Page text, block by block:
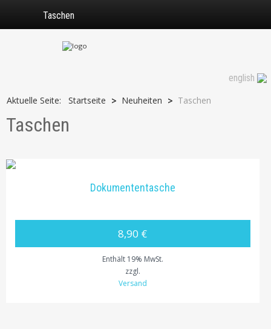
Taschen
english
Aktuelle Seite:
Startseite > Neuheiten > Taschen
Taschen
Dokumententasche
8,90 €
Enthält 19% MwSt.
zzgl.
Versand